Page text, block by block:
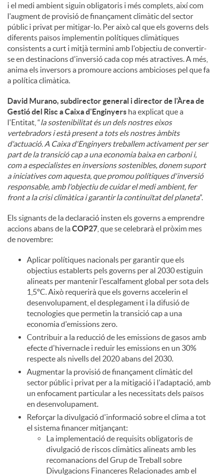
i el medi ambient siguin obligatoris i més complets, així com
l'augment de provisió de finançament climàtic del sector
públic i privat per mitigar-lo. Per això cal que els governs dels
diferents països implementin polítiques climàtiques
consistents a curt i mitjà termini amb l'objectiu de convertir-
se en destinacions d'inversió cada cop més atractives. A més,
anima els inversors a promoure accions ambicioses pel que fa
a política climàtica.
David Murano, subdirector general i director de l'Àrea de
Gestió del Risc a Caixa d'Enginyers ha explicat que a
l'Entitat, “la sostenibilitat és un dels nostres eixos
vertebradors i està present a tots els nostres àmbits
d'actuació. A Caixa d'Enginyers treballem activament per ser
part de la transició cap a una economia baixa en carboni i,
com a especialistes en inversions sostenibles, donem suport
a iniciatives com aquesta, que promou polítiques d'inversió
responsable, amb l'objectiu de cuidar el medi ambient, fer
front a la crisi climàtica i garantir la continuïtat del planeta”.
Els signants de la declaració insten els governs a emprendre
accions abans de laCOP27 , que se celebrarà el pròxim mes
de novembre:
Aplicar polítiques nacionals per garantir que els
objectius establerts pels governs per al 2030 estiguin
alineats per mantenir l'escalfament global per sota dels
1,5ºC. Això requerirà que els governs accelerin el
desenvolupament, el desplegament i la difusió de
tecnologies que permetin la transició cap a una
economia d'emissions zero.
Contribuir a la reducció de les emissions de gasos amb
efecte d'hivernacle i reduir les emissions en un 30%
respecte als nivells del 2020 abans del 2030.
Augmentar la provisió de finançament climàtic del
sector públic i privat per a la mitigació i l'adaptació, amb
un enfocament particular a les necessitats dels països
en desenvolupament.
Reforçar la divulgació d'informació sobre el clima a tot
el sistema financer mitjançant:
La implementació de requisits obligatoris de
divulgació de riscos climàtics alineats amb les
recomanacions del Grup de Treball sobre
Divulgacions Financeres Relacionades amb el